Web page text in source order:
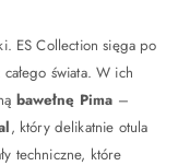
ES Collection sięga po
świata. W ich
bawełnę Pima –
, który delikatnie otula
techniczne, które